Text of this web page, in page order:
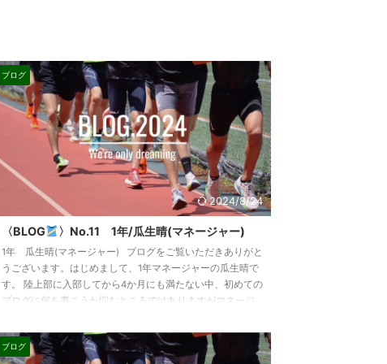
ブログ
2024/8/24
〈BLOG 〉No.11 1年/瓜生晴(マネージャー)
1年 瓜生晴(マネージャー) ブログをご覧いただきありがと
うございます。はじめまして、1年マネージャーの瓜生晴で
す。 陸上部に入部してから4か月にも満たない中、初めての
ブログに何を書こうか悩むところではありますがマネージ
思います。 私は千葉県の流経大柏高校出身で、高校までは
選手として駅伝部に所属していました。 高校駅伝が終わり
ブログ